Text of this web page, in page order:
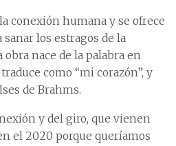
conexión humana y se ofrece
los estragos de la
nace de la palabra en
como “mi corazón”, y
de Brahms.
y del giro, que vienen
el 2020 porque queríamos